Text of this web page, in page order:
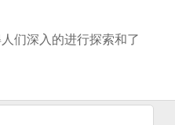
们深入的进行探索和了